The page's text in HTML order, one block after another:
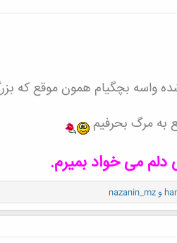
واسه بچگیام همون موقع که
به مرگ بحرفیم
می خواد بمیرم.
وnazanin_mz